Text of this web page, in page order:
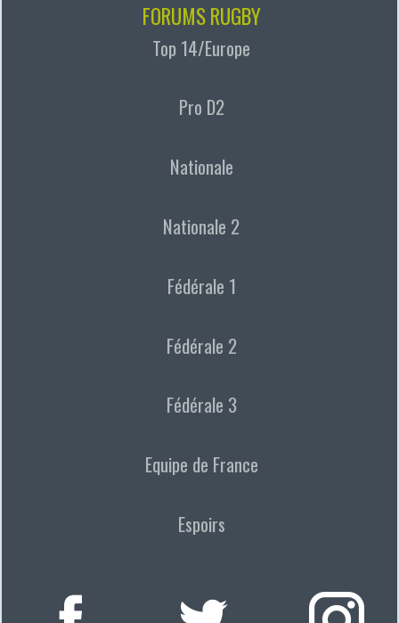
FORUMS RUGBY
Top 14/Europe
Pro D2
Nationale
Nationale 2
Fédérale 1
Fédérale 2
Fédérale 3
Equipe de France
Espoirs